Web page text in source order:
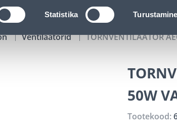
Statistika Turustamine
TÖÖRIISTALAENUTUS
Ventilaatorid TORNVENTILAATOR
50W
Tootekood: